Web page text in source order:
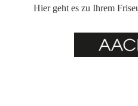
Hier geht es zu Ihrem